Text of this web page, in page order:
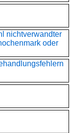
nichtverwandter
oder